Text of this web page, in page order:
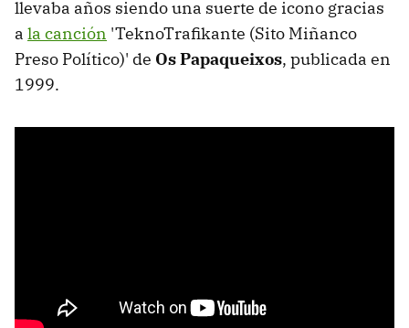
llevaba años siendo una suerte de icono gracias
a la canción 'TeknoTrafikante (Sito Miñanco
Preso Político)' de Os Papaqueixos, publicada en
1999.